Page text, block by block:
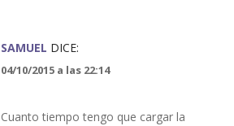
SAMUEL DICE:
04/10/2015 a las 22:14
Cuanto tiempo tengo que cargar la